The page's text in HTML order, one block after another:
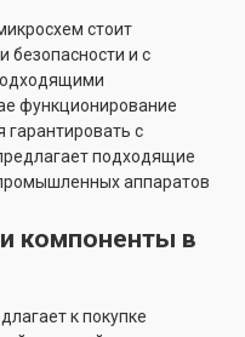
стоит
безопасности и с
функционирование
гарантировать с
подходящие
аппаратов
компоненты в
к покупке